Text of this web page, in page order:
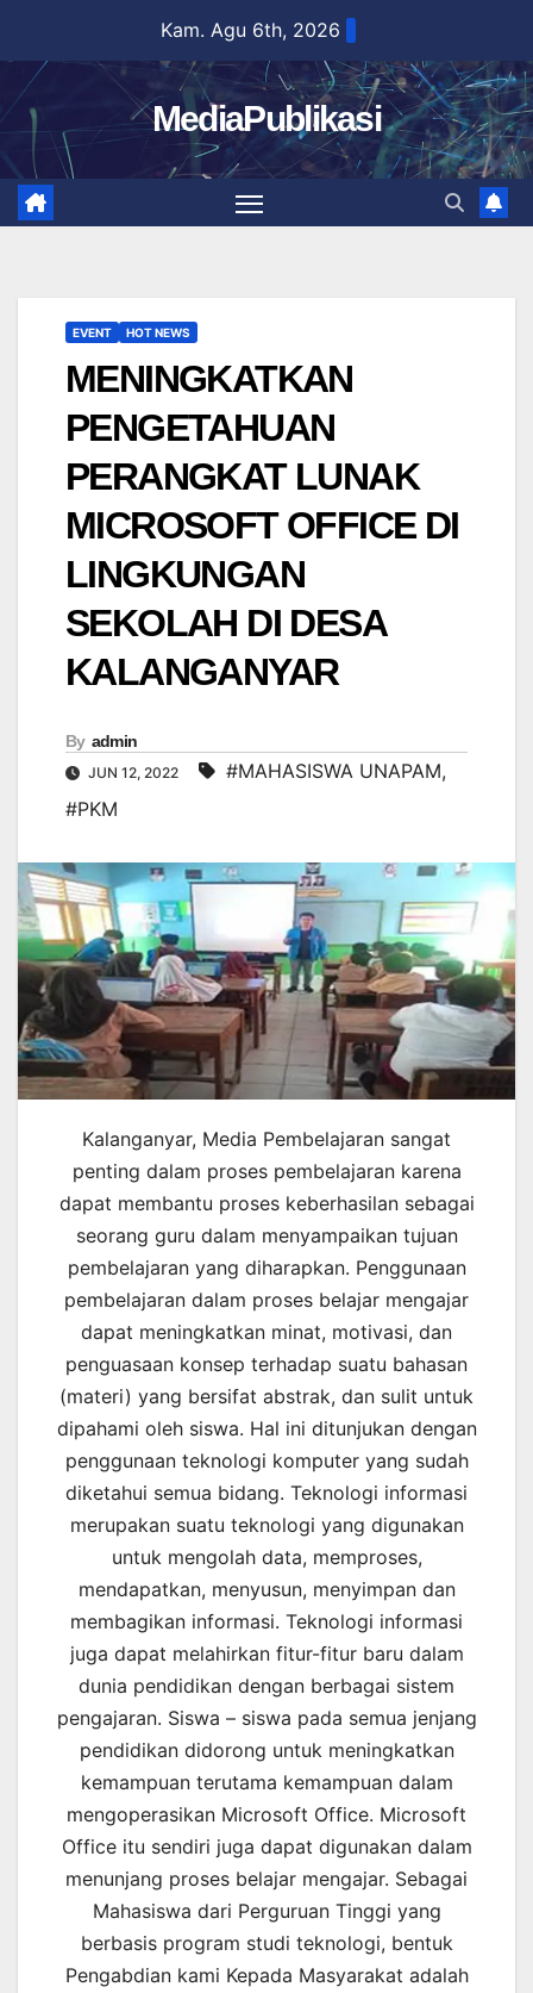
content
Kam. Agu 6th, 2026
MediaPublikasi
EVENT HOT NEWS
MENINGKATKAN
PENGETAHUAN
PERANGKAT LUNAK
MICROSOFT OFFICE DI
LINGKUNGAN
SEKOLAH DI DESA
KALANGANYAR
By admin
JUN 12, 2022 #MAHASISWA UNAPAM,
#PKM
Kalanganyar, Media Pembelajaran sangat
penting dalam proses pembelajaran karena
dapat membantu proses keberhasilan sebagai
seorang guru dalam menyampaikan tujuan
pembelajaran yang diharapkan. Penggunaan
pembelajaran dalam proses belajar mengajar
dapat meningkatkan minat, motivasi, dan
penguasaan konsep terhadap suatu bahasan
(materi) yang bersifat abstrak, dan sulit untuk
dipahami oleh siswa. Hal ini ditunjukan dengan
penggunaan teknologi komputer yang sudah
diketahui semua bidang. Teknologi informasi
merupakan suatu teknologi yang digunakan
untuk mengolah data, memproses,
mendapatkan, menyusun, menyimpan dan
membagikan informasi. Teknologi informasi
juga dapat melahirkan fitur-fitur baru dalam
dunia pendidikan dengan berbagai sistem
pengajaran. Siswa – siswa pada semua jenjang
pendidikan didorong untuk meningkatkan
kemampuan terutama kemampuan dalam
mengoperasikan Microsoft Office. Microsoft
Office itu sendiri juga dapat digunakan dalam
menunjang proses belajar mengajar. Sebagai
Mahasiswa dari Perguruan Tinggi yang
berbasis program studi teknologi, bentuk
Pengabdian kami Kepada Masyarakat adalah